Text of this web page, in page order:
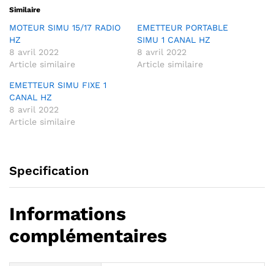
Similaire
MOTEUR SIMU 15/17 RADIO
HZ
8 avril 2022
Article similaire
EMETTEUR PORTABLE
SIMU 1 CANAL HZ
8 avril 2022
Article similaire
EMETTEUR SIMU FIXE 1
CANAL HZ
8 avril 2022
Article similaire
Specification
Informations
complémentaires